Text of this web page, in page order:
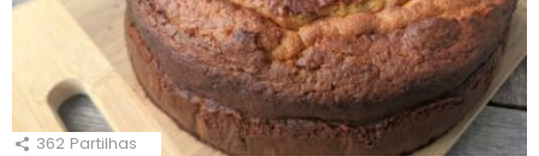
362 Partilhas